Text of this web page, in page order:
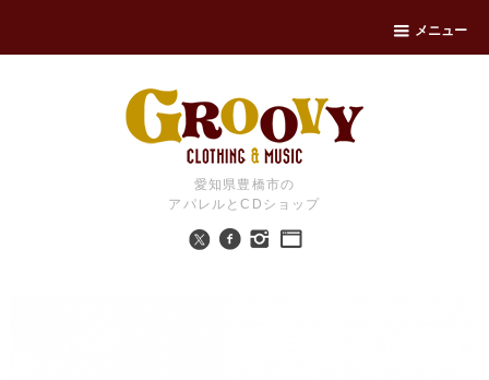
メニュー
愛知県豊橋市の
アパレルとCDショップ